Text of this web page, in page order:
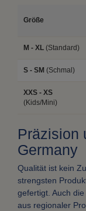
Größe
M - XL (Standard)
S - SM (Schmal)
XXS - XS
(Kids/Mini)
Präzision
Germany
Qualität ist kein
strengsten
gefertigt. Auch
aus regionaler